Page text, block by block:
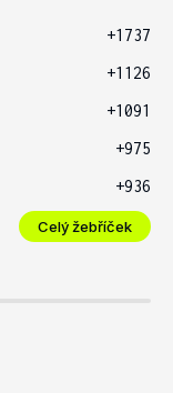
+1737
+1126
+1091
+975
+936
Celý žebříček